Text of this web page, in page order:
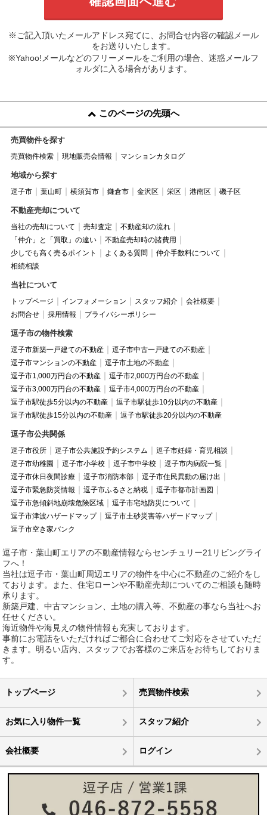
※ご記入頂いたメールアドレス宛てに、お問合せ内容の確認メール
をお送りいたします。
※Yahoo!メールなどのフリーメールをご利用の場合、迷惑メールフ
ォルダに入る場合があります。
このページの先頭へ
売買物件を探す
売買物件検索 現地販売会情報 マンションカタログ
地域から探す
逗子市 葉山町 横須賀市 鎌倉市 金沢区 栄区 港南区 磯子区
不動産売却について
当社の売却について 売却査定
不動産却の流れ
「仲介」と「買取」の違い
不動産売却時の諸費用
少しでも高く売るポイント
よくある質問
仲介手数料について
相続相談
当社について
トップページ インフォメーション スタッフ紹介
会社概要
お問合せ
採用情報 プライバシーポリシー
逗子市の物件検索
逗子市新築一戸建ての不動産
逗子市中古一戸建ての不動産
逗子市マンションの不動産
逗子市土地の不動産
逗子市1,000万円台の不動産
逗子市2,000万円台の不動産
逗子市3,000万円台の不動産
逗子市4,000万円台の不動産
逗子市駅徒歩5分以内の不動産
逗子市駅徒歩10分以内の不動産
逗子市駅徒歩15分以内の不動産
逗子市駅徒歩20分以内の不動産
逗子市公共関係
逗子市役所 逗子市公共施設予約システム
逗子市妊婦・育児相談
逗子市幼稚園
逗子市小学校 逗子市中学校
逗子市内病院一覧
逗子市休日夜間診療
逗子市消防本部
逗子市住民異動の届け出
逗子市緊急防災情報
逗子市ふるさと納税
逗子市都市計画図
逗子市急傾斜地崩壊危険区域
逗子市宅地防災について
逗子市津波ハザードマップ
逗子市土砂災害等ハザードマップ
逗子市空き家バンク
逗子市・葉山町エリアの不動産情報ならセンチュリー21リビングライ
フへ！
当社は逗子市・葉山町周辺エリアの物件を中心に不動産のご紹介をし
ております。また、住宅ローンや不動産売却についてのご相談も随時
承ります。
新築戸建、中古マンション、土地の購入等、不動産の事なら当社へお
任せください。
海近物件や海見えの物件情報も充実しております。
事前にお電話をいただければご都合に合わせてご対応をさせていただ
きます。明るい店内、スタッフでお客様のご来店をお待ちしておりま
す。
トップページ 売買物件検索
お気に入り物件一覧 スタッフ紹介
会社概要 ログイン